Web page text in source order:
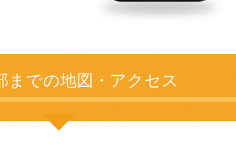
までの地図・アクセス